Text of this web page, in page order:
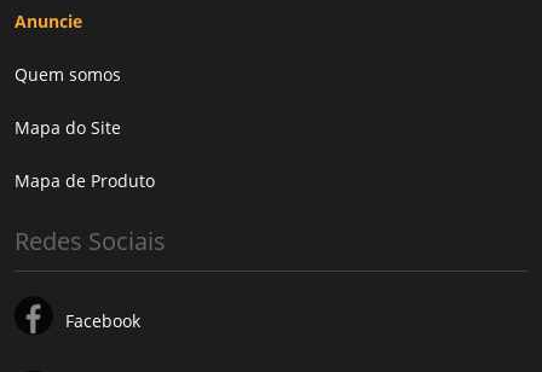
Anuncie
Quem somos
Mapa do Site
Mapa de Produto
Redes Sociais
Facebook